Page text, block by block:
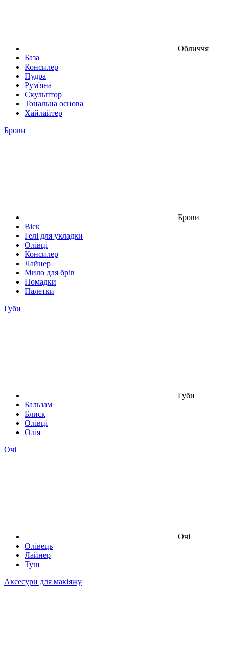
Обличчя
База
Консилер
Пудра
Рум'яна
Скульптор
Тональна основа
Хайлайтер
Брови
Брови
Віск
Гелі для укладки
Олівці
Консилер
Лайнер
Мило для брів
Помадки
Палетки
Губи
Губи
Бальзам
Блиск
Олівці
Олія
Очі
Очі
Олівець
Лайнер
Туш
Аксесури для макіяжу